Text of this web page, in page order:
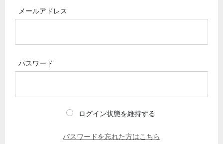
メールアドレス
パスワード
ログイン状態を維持する
パスワードを忘れた方はこちら